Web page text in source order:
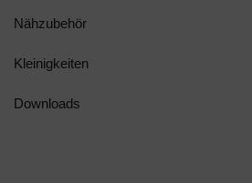
Nähzubehör
Kleinigkeiten
Downloads